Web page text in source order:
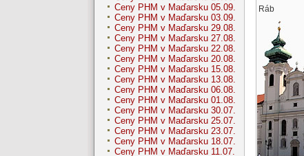
Ceny PHM v Maďarsku 05.09.
Ceny PHM v Maďarsku 03.09.
Ceny PHM v Maďarsku 29.08.
Ceny PHM v Maďarsku 27.08.
Ceny PHM v Maďarsku 22.08.
Ceny PHM v Maďarsku 20.08.
Ceny PHM v Maďarsku 15.08.
Ceny PHM v Maďarsku 13.08.
Ceny PHM v Maďarsku 06.08.
Ceny PHM v Maďarsku 01.08.
Ceny PHM v Maďarsku 30.07.
Ceny PHM v Maďarsku 25.07.
Ceny PHM v Maďarsku 23.07.
Ceny PHM v Maďarsku 18.07.
Ceny PHM v Maďarsku 11.07.
Ráb